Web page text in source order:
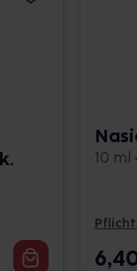
10 ml